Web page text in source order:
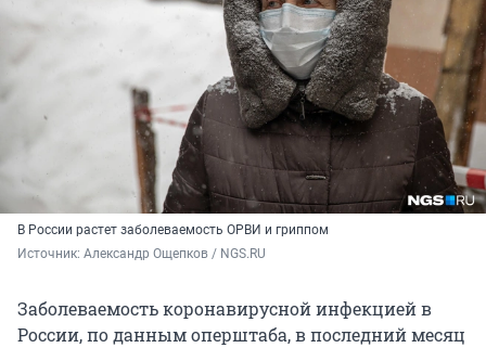
В России растет заболеваемость ОРВИ и гриппом
Источник: Александр Ощепков / NGS.RU
Заболеваемость коронавирусной инфекцией в
России, по данным оперштаба, в последний месяц